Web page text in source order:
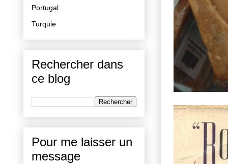
Portugal
Turquie
Rechercher dans
ce blog
Pour me laisser un
message